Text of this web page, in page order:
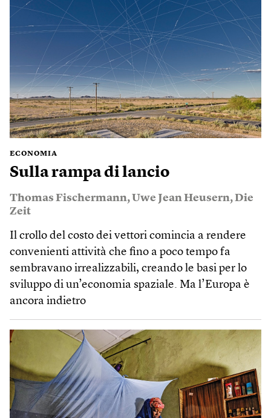
ECONOMIA
Sulla rampa di lancio
Thomas Fischermann,Uwe Jean Heusern,Die
Zeit
Il crollo del costo dei vettori comincia a rendere
convenienti attività che fino a poco tempo fa
sembravano irrealizzabili, creando le basi per lo
sviluppo di un’economia spaziale. Ma l’Europa è
ancora indietro